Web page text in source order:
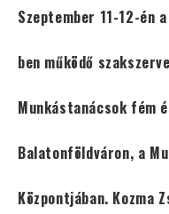
Szeptember 11-12-én a
ben működő
Munkástanácsok fém
Balatonföldváron, a
Központjában. Kozma